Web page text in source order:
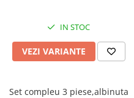
Hainute bumbac organic
Trotinete si biciclete
Carucioare papusi
IN STOC
VEZI VARIANTE
Set compleu 3 piese,albinuta